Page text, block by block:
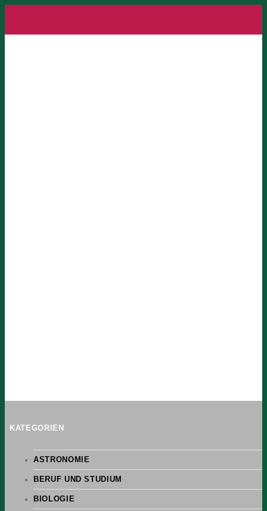
KATEGORIEN
ASTRONOMIE
BERUF UND STUDIUM
BIOLOGIE